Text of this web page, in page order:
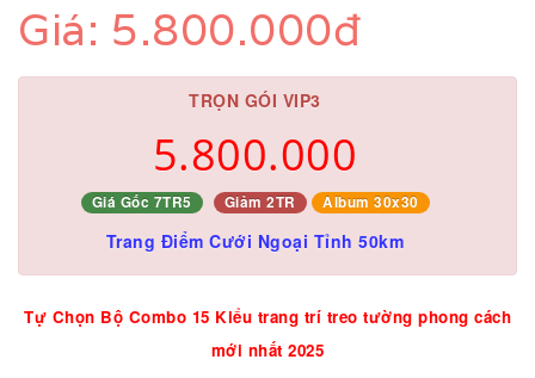
Giá: 5.800.000đ
TRỌN GÓI VIP3
5.800.000
Giá Gốc 7TR5 Giảm 2TR Album 30x30
Trang Điểm Cưới Ngoại Tỉnh 50km
Tự Chọn Bộ Combo 15 Kiểu trang trí treo tường phong cách
mới nhất 2025